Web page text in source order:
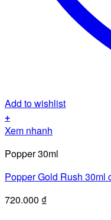
Add to wishlist
+
Xem nhanh
Popper 30ml
Popper Gold Rush 30ml
720.000 ₫